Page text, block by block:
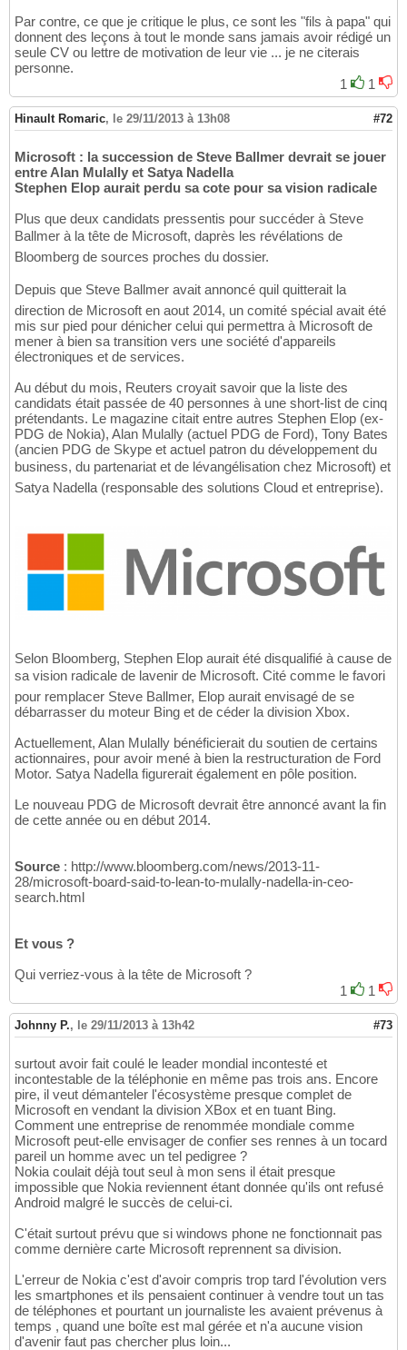
Par contre, ce que je critique le plus, ce sont les "fils à papa" qui
donnent des leçons à tout le monde sans jamais avoir rédigé un
seule CV ou lettre de motivation de leur vie ... je ne citerais
personne.
1
1
Hinault Romaric, le 29/11/2013 à 13h08 #72
Microsoft : la succession de Steve Ballmer devrait se jouer
entre Alan Mulally et Satya Nadella
Stephen Elop aurait perdu sa cote pour sa vision radicale
Plus que deux candidats pressentis pour succéder à Steve
Ballmer à la tête de Microsoft, daprès les révélations de
Bloomberg de sources proches du dossier.
Depuis que Steve Ballmer avait annoncé quil quitterait la
direction de Microsoft en aout 2014, un comité spécial avait été
mis sur pied pour dénicher celui qui permettra à Microsoft de
mener à bien sa transition vers une société d'appareils
électroniques et de services.
Au début du mois, Reuters croyait savoir que la liste des
candidats était passée de 40 personnes à une short-list de cinq
prétendants. Le magazine citait entre autres Stephen Elop (ex-
PDG de Nokia), Alan Mulally (actuel PDG de Ford), Tony Bates
(ancien PDG de Skype et actuel patron du développement du
business, du partenariat et de lévangélisation chez Microsoft) et
Satya Nadella (responsable des solutions Cloud et entreprise).
Selon Bloomberg, Stephen Elop aurait été disqualifié à cause de
sa vision radicale de lavenir de Microsoft. Cité comme le favori
pour remplacer Steve Ballmer, Elop aurait envisagé de se
débarrasser du moteur Bing et de céder la division Xbox.
Actuellement, Alan Mulally bénéficierait du soutien de certains
actionnaires, pour avoir mené à bien la restructuration de Ford
Motor. Satya Nadella figurerait également en pôle position.
Le nouveau PDG de Microsoft devrait être annoncé avant la fin
de cette année ou en début 2014.
Source : http://www.bloomberg.com/news/2013-11-
28/microsoft-board-said-to-lean-to-mulally-nadella-in-ceo-
search.html
Et vous ?
Qui verriez-vous à la tête de Microsoft ?
1
1
Johnny P., le 29/11/2013 à 13h42 #73
surtout avoir fait coulé le leader mondial incontesté et
incontestable de la téléphonie en même pas trois ans. Encore
pire, il veut démanteler l'écosystème presque complet de
Microsoft en vendant la division XBox et en tuant Bing.
Comment une entreprise de renommée mondiale comme
Microsoft peut-elle envisager de confier ses rennes à un tocard
pareil un homme avec un tel pedigree ?
Nokia coulait déjà tout seul à mon sens il était presque
impossible que Nokia reviennent étant donnée qu'ils ont refusé
Android malgré le succès de celui-ci.
C'était surtout prévu que si windows phone ne fonctionnait pas
comme dernière carte Microsoft reprennent sa division.
L'erreur de Nokia c'est d'avoir compris trop tard l'évolution vers
les smartphones et ils pensaient continuer à vendre tout un tas
de téléphones et pourtant un journaliste les avaient prévenus à
temps , quand une boîte est mal gérée et n'a aucune vision
d'avenir faut pas chercher plus loin...